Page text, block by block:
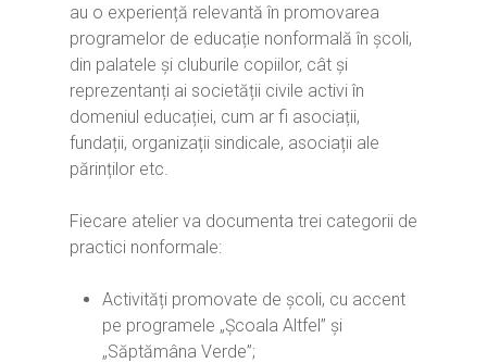
au o experiență relevantă în promovarea
programelor de educație nonformală în școli,
din palatele și cluburile copiilor, cât și
reprezentanți ai societății civile activi în
domeniul educației, cum ar fi asociații,
fundații, organizații sindicale, asociații ale
părinților etc.
Fiecare atelier va documenta trei categorii de
practici nonformale:
Activități promovate de școli, cu accent
pe programele „Școala Altfel” și
„Săptămâna Verde”;
Vrei să fii formator?
Ești elev?
Principii orizontale
Dicționar termeni și
Glosar
Despre proiectul CRED
Obiectivele CRED
Activitățile CRED
Partenerii CRED
Noutăți
Știri
Arhivă media
Comunicate
Resurse
Ghiduri
digital.educred.ro